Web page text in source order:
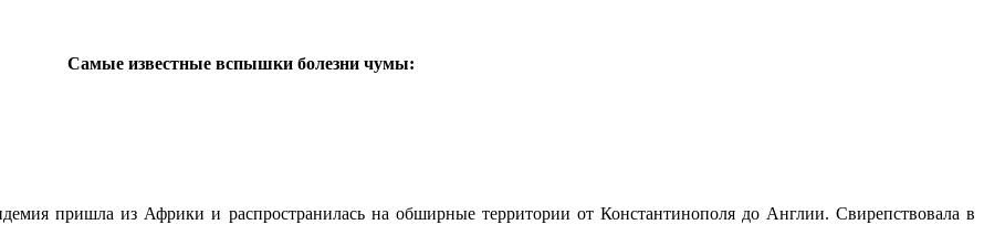
Самые известные вспышки болезни чумы:
пришла из Африки и распространилась на обширные территории от Константинополя до Англии. Свирепствовала в